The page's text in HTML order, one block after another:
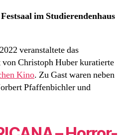
im Studierendenhaus
veranstaltete das
Christoph Huber kuratierte
Kino. Zu Gast waren neben
Pfaffenbichler und